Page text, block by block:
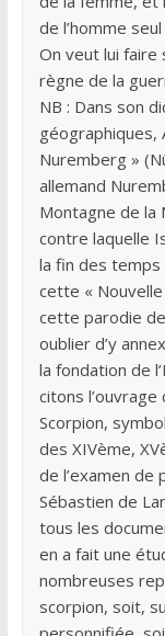
de l’homme seul
On veut lui faire
règne de la
NB : Dans son
géographiques,
Nuremberg »
allemand
Montagne de la
contre laquelle
la fin des temps
cette «
cette parodie de
oublier d’y
la fondation de
citons
Scorpion,
des XIVème,
de l’examen de
Sébastien de
tous les
en a fait une
nombreuses
scorpion, soit,